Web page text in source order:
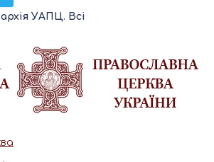
УАПЦ. Всі